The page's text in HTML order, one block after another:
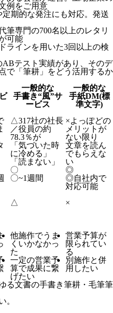
例をご用意
期的な発注にも対応。発送
筆専門の700名以上のレタリ
可能
ラインを用いた3回以上の検
テスト実績があり、そのデ
で「筆耕」をどう活用するか
一般的な
手書き“風”サ
ービス
一般的な
手紙DM(標
準文字)
△317社の社長
／役員の約
78.3％が
「気づいた時
に冷める」
「読まない」
×よっぽどの
メリットが
ない限り
文章を読ん
でもらえな
い
〇
◎
〇~1週間 ◎自社内で
対応可能
△ ×
他施作でうま
くいかなかっ
た
一定の営業予
算で成果に繋
げたい
営業予算が
限られてい
る
別施作と併
用したい
る文書の手書き筆耕・毛筆筆
。